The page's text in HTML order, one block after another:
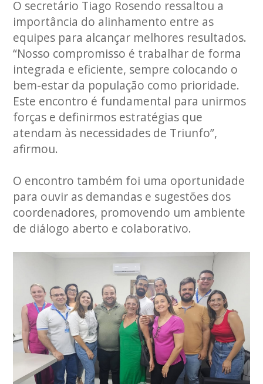
O secretário Tiago Rosendo ressaltou a
importância do alinhamento entre as
equipes para alcançar melhores resultados.
“Nosso compromisso é trabalhar de forma
integrada e eficiente, sempre colocando o
bem-estar da população como prioridade.
Este encontro é fundamental para unirmos
forças e definirmos estratégias que
atendam às necessidades de Triunfo”,
afirmou.
O encontro também foi uma oportunidade
para ouvir as demandas e sugestões dos
coordenadores, promovendo um ambiente
de diálogo aberto e colaborativo.